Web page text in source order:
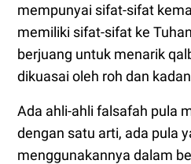
mempunyai sifat-sifat
memiliki sifat-sifat ke
berjuang untuk menarik
dikuasai oleh roh dan
Ada ahli-ahli falsafah pula
dengan satu arti, ada pula
menggunakannya dalam